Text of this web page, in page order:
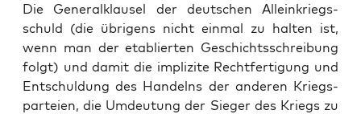
Die Gene­ral­klau­sel der deut­schen Allein­kriegs­
schuld (die übri­gens nicht ein­mal zu hal­ten ist,
wenn man der eta­blier­ten Geschichts­schrei­bung
folgt) und damit die impli­zi­te Recht­fer­ti­gung und
Ent­schul­dung des Han­delns der ande­ren Kriegs­
par­tei­en, die Umdeu­tung der Sie­ger des Kriegs zu